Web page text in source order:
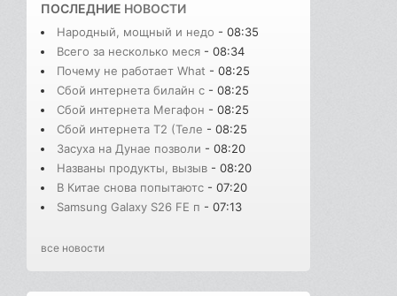
ПОСЛЕДНИЕ НОВОСТИ
Народный, мощный и недо - 08:35
Всего за несколько меся - 08:34
Почему не работает What - 08:25
Сбой интернета билайн с - 08:25
Сбой интернета Мегафон - 08:25
Сбой интернета T2 (Теле - 08:25
Засуха на Дунае позволи - 08:20
Названы продукты, вызыв - 08:20
В Китае снова попытаютс - 07:20
Samsung Galaxy S26 FE п - 07:13
все новости